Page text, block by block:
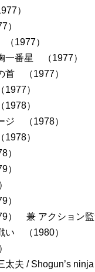
）
）
（1977）
一番星 （1977）
首 （1977）
）
1978）
ジ （1978）
1978）
）
）
）
） 兼 アクション監
い （1980）
太夫 / Shogun’s